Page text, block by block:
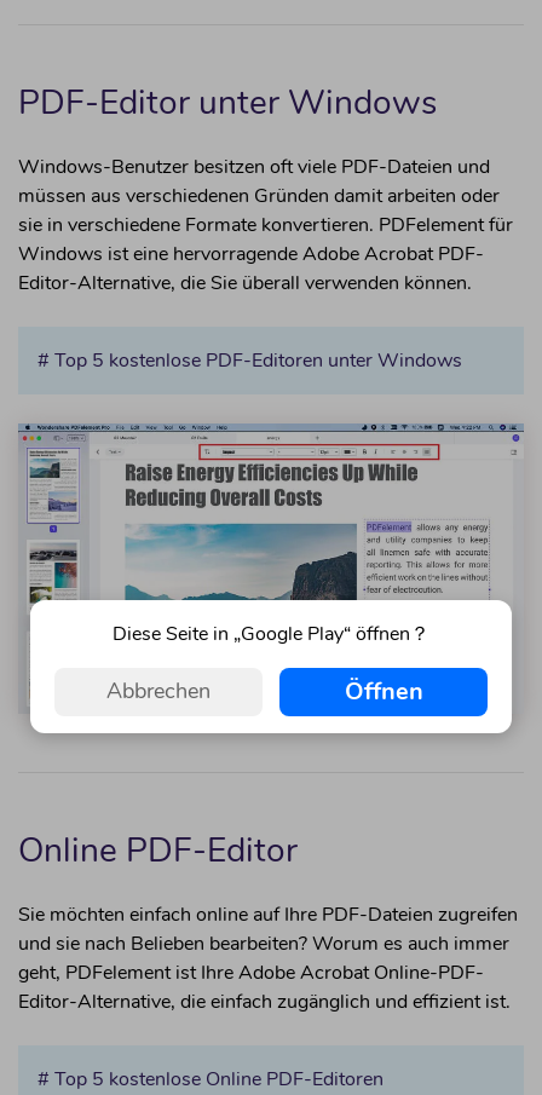
PDF-Editor unter Windows
Windows-Benutzer besitzen oft viele PDF-Dateien und
müssen aus verschiedenen Gründen damit arbeiten oder
sie in verschiedene Formate konvertieren. PDFelement für
Windows ist eine hervorragende Adobe Acrobat PDF-
Editor-Alternative, die Sie überall verwenden können.
# Top 5 kostenlose PDF-Editoren unter Windows
Online PDF-Editor
Sie möchten einfach online auf Ihre PDF-Dateien zugreifen
und sie nach Belieben bearbeiten? Worum es auch immer
geht, PDFelement ist Ihre Adobe Acrobat Online-PDF-
Editor-Alternative, die einfach zugänglich und effizient ist.
# Top 5 kostenlose Online PDF-Editoren
Diese Seite in „Google Play“ öffnen？
Abbrechen Öffnen